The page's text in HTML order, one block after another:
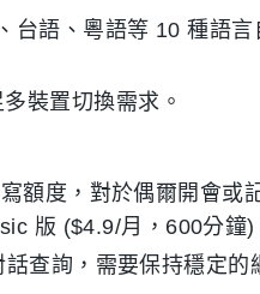
台語、粵語等 10 種語言
裝置切換需求。
額度，對於偶爾開會或
版 ($4.9/月，600分鐘)
查詢，需要保持穩定的